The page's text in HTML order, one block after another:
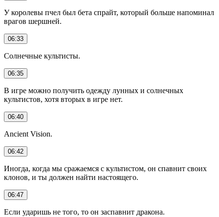
У королевы пчел был бета спрайт, который больше напоминал
врагов шершней.
06:33
Солнечные культисты.
06:35
В игре можно получить одежду лунных и солнечных
культистов, хотя вторых в игре нет.
06:40
Ancient Vision.
06:42
Иногда, когда мы сражаемся с культистом, он спавнит своих
клонов, и ты должен найти настоящего.
06:47
Если ударишь не того, то он заспавнит дракона.